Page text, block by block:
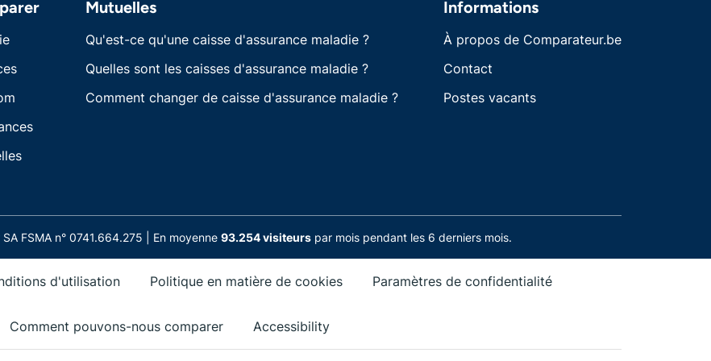
Mutuelles
Qu'est-ce qu'une caisse d'assurance maladie ?
Quelles sont les caisses d'assurance maladie ?
Comment changer de caisse d'assurance maladie ?
Informations
À propos de Comparateur.be
Contact
Postes vacants
FSMA n° 0741.664.275 | En moyenne 93.254 visiteurs par mois pendant les 6 derniers mois.
d'utilisation Politique en matière de cookies Paramètres de confidentialité
Comment pouvons-nous comparer Accessibility